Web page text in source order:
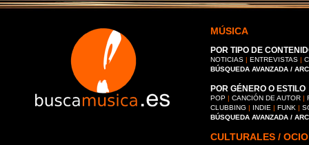
MÚSICA
POR TIPO DE
NOTICIAS | ENTREVISTAS |
BÚSQUEDA AVANZADA /
POR GÉNERO O ESTILO
POP | CANCIÓN DE AUTOR |
CLUBBING | INDIE | FUNK |
BÚSQUEDA AVANZADA /
CULTURALES / OCIO